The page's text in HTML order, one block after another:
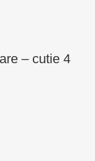
– cutie 4